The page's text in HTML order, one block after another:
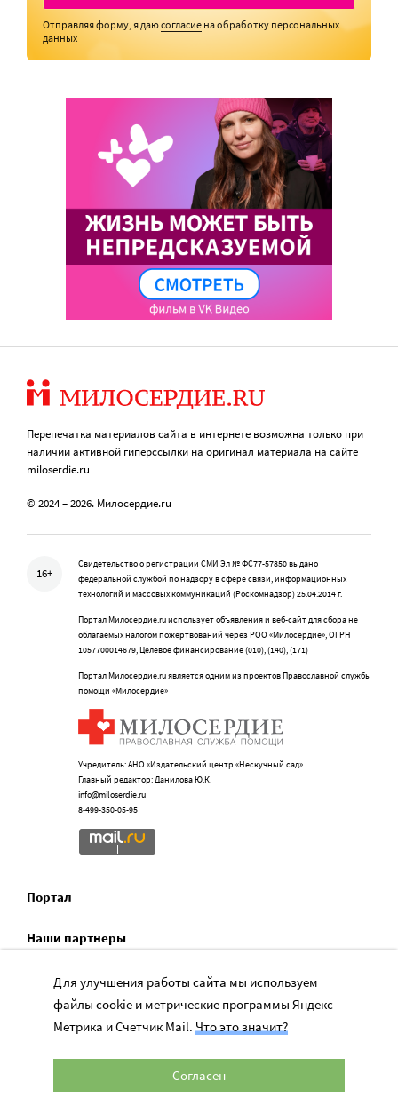
Отправляя форму, я даюсогласие на обработку персональных
данных
Перепечатка материалов сайта в интернете возможна только при
наличии активной гиперссылки на оригинал материала на сайте
miloserdie.ru
© 2024 – 2026. Милосердие.ru
16+
Свидетельство о регистрации СМИ Эл № ФС77-57850 выдано
федеральной службой по надзору в сфере связи, информационных
технологий и массовых коммуникаций (Роскомнадзор) 25.04.2014 г.
Портал Милосердие.ru использует объявления и веб-сайт для сбора не
облагаемых налогом пожертвований через РОО «Милосердие», ОГРН
1057700014679, Целевое финансирование (010), (140), (171)
Портал Милосердие.ru является одним из проектов Православной службы
помощи «Милосердие»
Учредитель: АНО «Издательский центр «Нескучный сад»
Главный редактор: Данилова Ю.К.
info@miloserdie.ru
8-499-350-05-95
Портал
Наши партнеры
Мы в соц.сетях
Официально
Сервисы для НКО
Для улучшения работы сайта мы используем
файлы cookie и метрические программы Яндекс
Метрика и Счетчик Mail. Что это значит?
Согласен